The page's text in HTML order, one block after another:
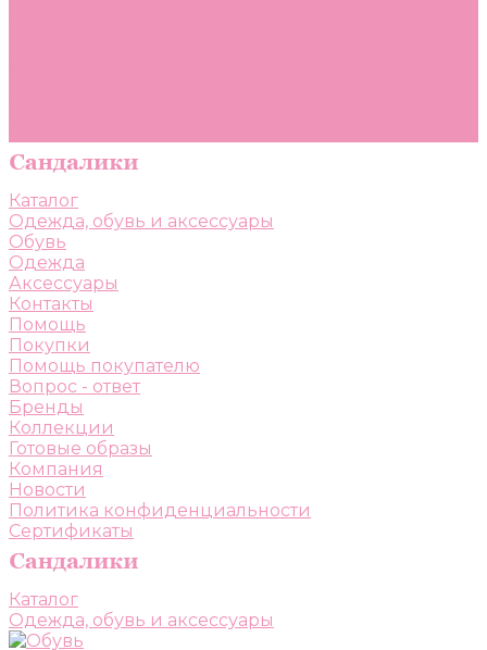
Каталог
Одежда, обувь и аксессуары
Обувь
Одежда
Аксессуары
Контакты
Помощь
Покупки
Помощь покупателю
Вопрос - ответ
Бренды
Коллекции
Готовые образы
Компания
Новости
Политика конфиденциальности
Сертификаты
Каталог
Одежда, обувь и аксессуары